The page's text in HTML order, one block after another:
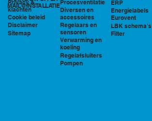
Privacy &
klachten
Cookie beleid
Disclaimer
Sitemap
MAIL@INSTALLATIEXPRESS.NL
Procesventilatie
Diversen en
accessoires
Regelaars en
sensoren
Verwarming en
koeling
Regelafsluiters
Pompen
ERP
Energielabels
Eurovent
LBK schema's
Filter